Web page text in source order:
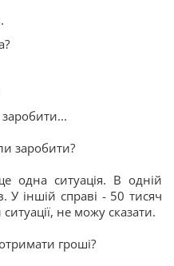
заробити?
одна ситуація. В одній
У іншій справі - 50 тисяч
не можу сказати.
гроші?